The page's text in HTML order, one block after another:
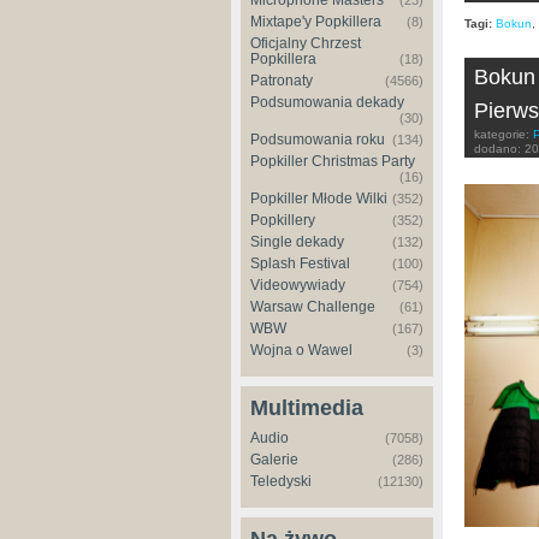
Mixtape'y Popkillera (8)
Oficjalny Chrzest
Popkillera
(18)
Patronaty (4566)
Podsumowania dekady
(30)
Podsumowania roku (134)
Popkiller Christmas Party
(16)
Popkiller Młode Wilki (352)
Popkillery (352)
Single dekady (132)
Splash Festival (100)
Videowywiady (754)
Warsaw Challenge (61)
WBW (167)
Wojna o Wawel (3)
Multimedia
Audio (7058)
Galerie (286)
Teledyski (12130)
Tagi: Bokun,
kategorie:
dodano: